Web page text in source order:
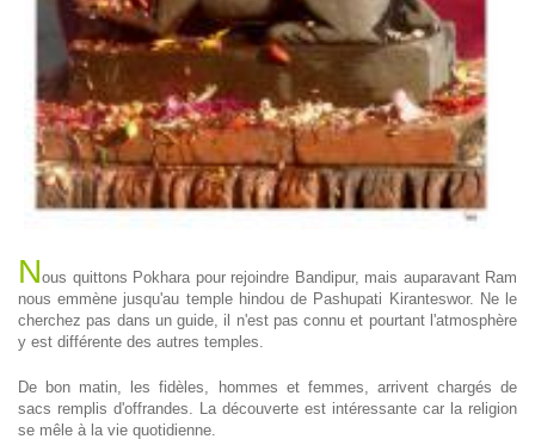
Nous quittons Pokhara pour rejoindre Bandipur, mais auparavant Ram
nous emmène jusqu'au temple hindou de Pashupati Kiranteswor. Ne le
cherchez pas dans un guide, il n'est pas connu et pourtant l'atmosphère
y est différente des autres temples.
De bon matin, les fidèles, hommes et femmes, arrivent chargés de
sacs remplis d'offrandes. La découverte est intéressante car la religion
se mêle à la vie quotidienne.